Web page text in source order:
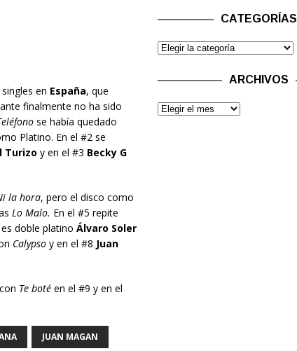
en España, que
finalmente no ha sido
se había quedado
Platino. En el #2 se
Turizo y en el #3 Becky G
la hora, pero el disco como
Lo Malo. En el #5 repite
doble platino Álvaro Soler
Calypsoy en el #8 Juan
con Te botéen el #9 y en el
JUAN MAGAN
CATEGORÍAS
ARCHIVOS